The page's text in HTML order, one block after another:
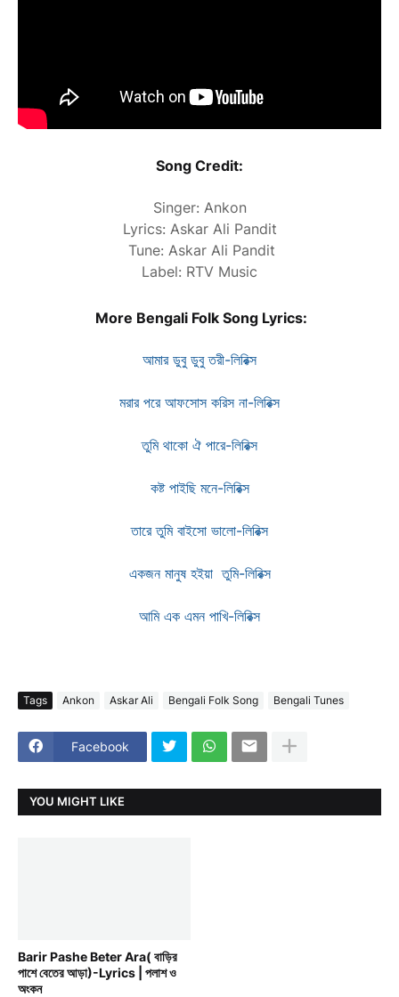
Song Credit:
Singer: Ankon
Lyrics: Askar Ali Pandit
Tune: Askar Ali Pandit
Label: RTV Music
More Bengali Folk Song Lyrics:
আমার ডুবু ডুবু তরী-লিরিক্স
মরার পরে আফসোস করিস না-লিরিক্স
তুমি থাকো ঐ পারে-লিরিক্স
কষ্ট পাইছি মনে-লিরিক্স
তারে তুমি বাইসো ভালো-লিরিক্স
একজন মানুষ হইয়া তুমি-লিরিক্স
আমি এক এমন পাখি-লিরিক্স
Tags Ankon Askar Ali Bengali Folk Song Bengali Tunes
Facebook
YOU MIGHT LIKE
Barir Pashe Beter Ara( বাড়ির
পাশে বেতের আড়া)-Lyrics | পলাশ ও
অংকন